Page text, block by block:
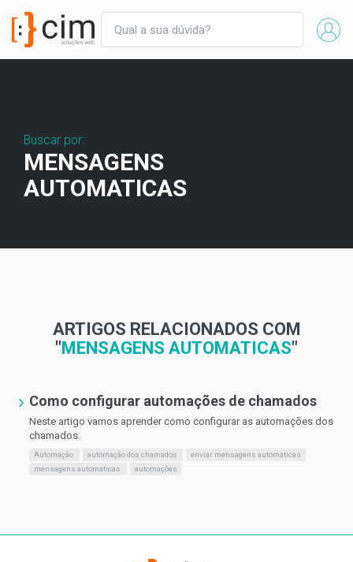
Buscar por:
MENSAGENS
AUTOMATICAS
ARTIGOS RELACIONADOS COM
"MENSAGENS AUTOMATICAS"
Como configurar automações de chamados
Neste artigo vamos aprender como configurar as automações dos
chamados.
Automação automação dos chamados
enviar mensagens automaticas
mensagens automaticas
automações